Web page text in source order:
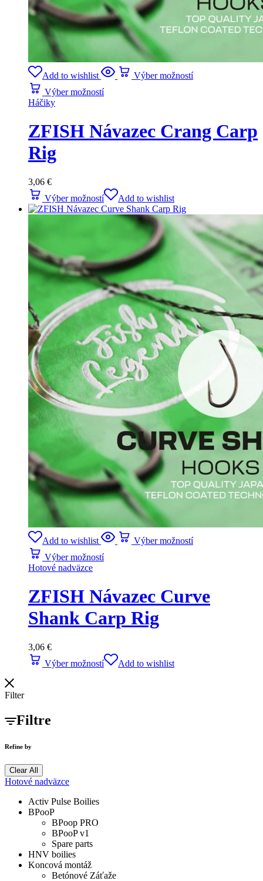
Add to wishlist
Výber možností
Výber možností
Háčiky
ZFISH Návazec Crang Carp
Rig
3,06 €
Výber možností
Add to wishlist
Add to wishlist
Výber možností
Výber možností
Hotové nadväzce
ZFISH Návazec Curve
Shank Carp Rig
3,06 €
Výber možností
Add to wishlist
Filter
Filtre
Refine by
Clear All
Hotové nadväzce
Activ Pulse Boilies
BPooP
BPoop PRO
BPooP v1
Spare parts
HNV boilies
Koncová montáž
Betónové Záťaže